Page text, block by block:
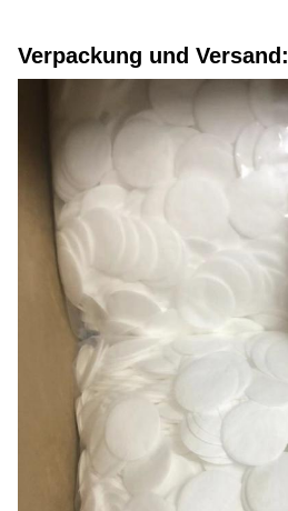
Verpackung und Versand: